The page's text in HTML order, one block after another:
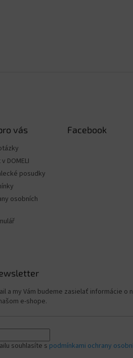
vás
DOMELI
posudky
osobních
Facebook
a my Vám budeme zasielať informácie o
e-shope.
souhlasíte s podmínkami ochrany